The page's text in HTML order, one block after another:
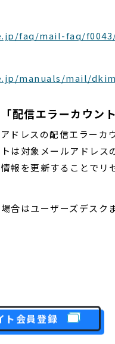
faq/mail-faq/
manuals/mail/
配信エラーカウン
ドレスの配信エラーカ
は対象メールアドレ
報を更新することでリ
合はユーザーズデスク
ト会員登録